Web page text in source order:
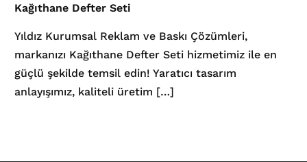
Kağıthane Defter Seti
Yıldız Kurumsal Reklam ve Baskı Çözümleri,
markanızı Kağıthane Defter Seti hizmetimiz ile en
güçlü şekilde temsil edin! Yaratıcı tasarım
anlayışımız, kaliteli üretim […]